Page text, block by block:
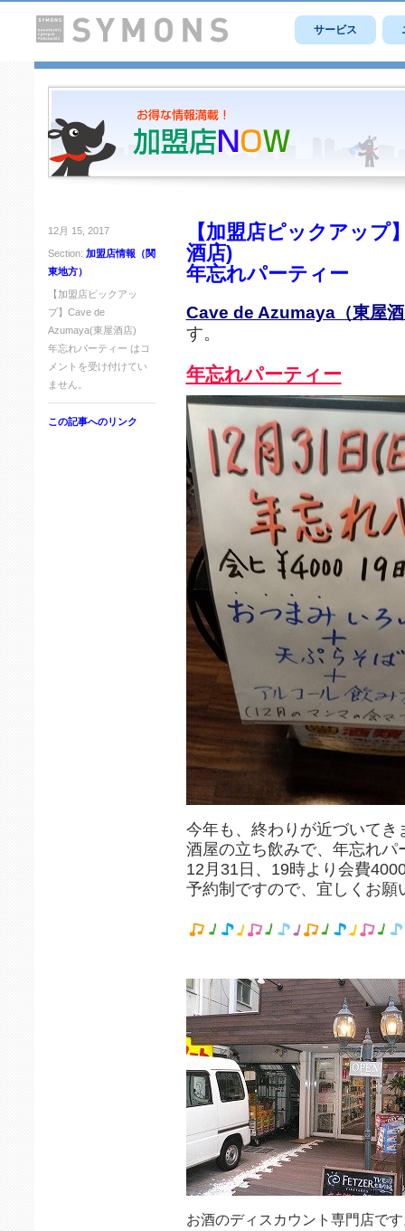
サービス
12月 15, 2017
Section: 加盟店情報（関
東地方）
【加盟店ピックアッ
プ】Cave de
Azumaya(東屋酒店)
年忘れパーティー は コ
メントを受け付けてい
ません。
この記事へのリンク
【加盟店ピックアップ
酒店)
年忘れパーティー
Cave de Azumaya（東屋
す。
年忘れパーティー
今年も、終わりが近づいてき
酒屋の立ち飲みで、年忘れ
12月31日、19時より会費
予約制ですので、宜しくお願
お酒のディスカウント専門店で